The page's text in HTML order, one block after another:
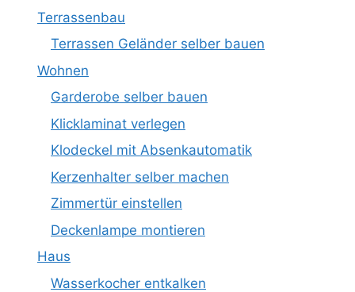
Terrassenbau
Terrassen Geländer selber bauen
Wohnen
Garderobe selber bauen
Klicklaminat verlegen
Klodeckel mit Absenkautomatik
Kerzenhalter selber machen
Zimmertür einstellen
Deckenlampe montieren
Haus
Wasserkocher entkalken